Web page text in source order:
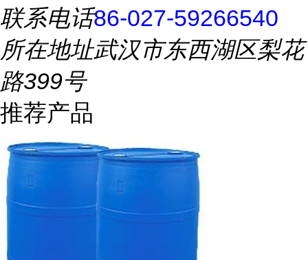
联系电话86-027-59266540
所在地址武汉市东西湖区梨花
路399号
推荐产品